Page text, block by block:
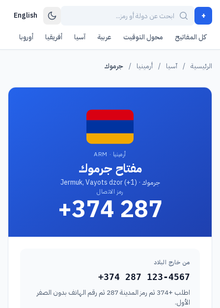
+
English
كل المفاتيح محول التوقيت عربية آسيا أفريقيا أوروبا
الرئيسية / آسيا / أرمينيا / جرموك
أرمينيا · ARM
مفتاح جرموك
جرموك · Jermuk, Vayots dzor (+1)
رمز الاتصال
+374 287
من خارج البلاد
+374 287 123-4567
اطلب +374 ثم رمز المدينة 287 ثم رقم الهاتف بدون الصفر
الأول.